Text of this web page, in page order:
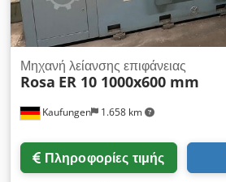
Kaufungen 1.658 km
Μηχανή λείανσης επιφάνειας
Rosa ER 10 1000x600 mm
Πληροφορίες τιμής